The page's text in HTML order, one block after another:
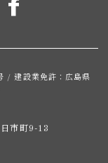
/ 建設業免許：広島県
市町9-13